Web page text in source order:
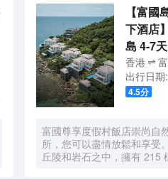
【富
下酒店
島 4-7
香港
出行日期:
4.5分
富國尊享度假村飯店崇尚自
所，您可以盡情放鬆和享受
丘陵和岩石之中，擁有 215